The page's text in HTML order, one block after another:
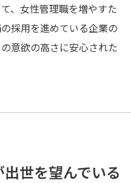
、女性管理職を増やすた
採用を進めている企業の
意欲の高さに安心された
世を望んでいる